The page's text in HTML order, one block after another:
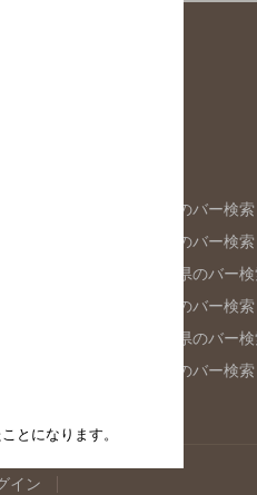
福島県のバー検索
東京都のバー検索
岐阜県のバー
奈良県のバー検索
島根県のバー
佐賀県のバー検索
イン
とになります。